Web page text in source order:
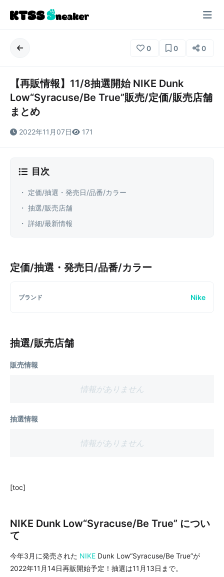
0 0 0
【再販情報】11/8抽選開始 NIKE Dunk
Low“Syracuse/Be True”販売/定価/販売店舗
まとめ
2022年11月07日 171
目次
・ 定価/抽選・発売日/品番/カラー
・ 抽選/販売店舗
・ 詳細/最新情報
定価/抽選・発売日/品番/カラー
ブランド Nike
抽選/販売店舗
販売情報
情報がありません
抽選情報
情報がありません
[toc]
NIKE Dunk Low“Syracuse/Be True” につい
て
今年3月に発売された NIKE Dunk Low“Syracuse/Be True”が
2022年11月14日再販開始予定！抽選は11月13日まで。